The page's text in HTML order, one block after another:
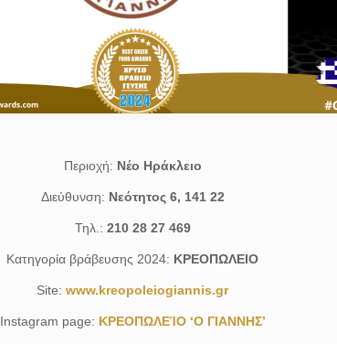
Περιοχή: Νέο Ηράκλειο
Διεύθυνση: Νεότητος 6, 141 22
Τηλ.: 210 28 27 469
Κατηγορία βράβευσης 2024: ΚΡΕΟΠΩΛΕΙΟ
Site: www.kreopoleiogiannis.gr
Instagram page: ΚΡΕΟΠΩΛΕΊΟ ‘Ο ΓΙΑΝΝΗΣ’